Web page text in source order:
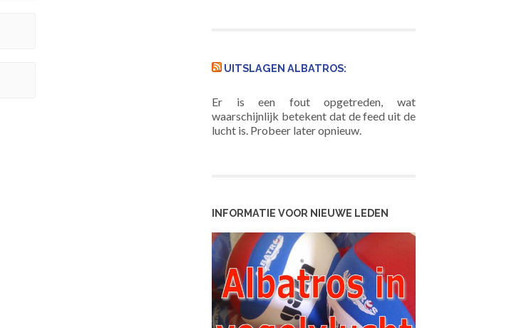
UITSLAGEN ALBATROS:
Er is een fout opgetreden, wat
waarschijnlijk betekent dat de feed uit de
lucht is. Probeer later opnieuw.
INFORMATIE VOOR NIEUWE LEDEN